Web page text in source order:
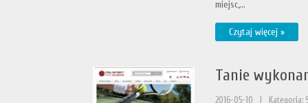
miejsc,...
Czytaj więcej »
Tanie
2016-05-10 Kategoria: